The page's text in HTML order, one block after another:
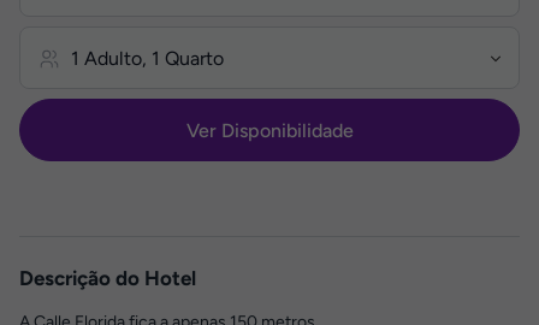
Ver Disponibilidade
Descrição do Hotel